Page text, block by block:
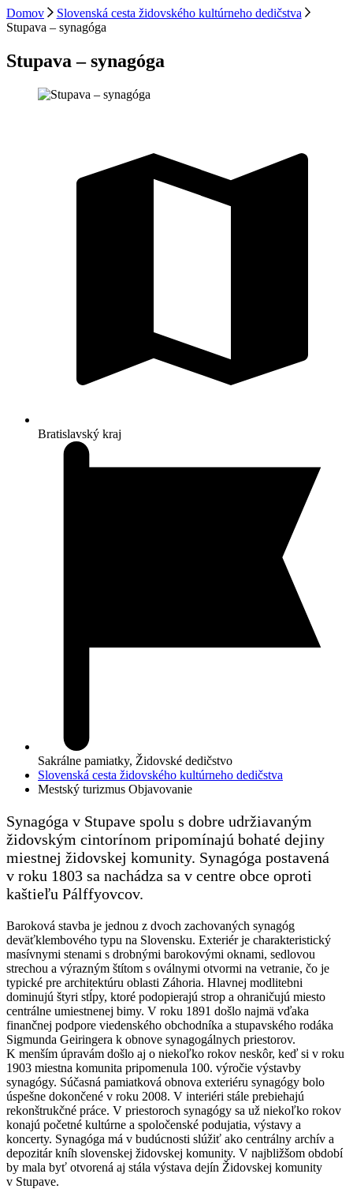
Domov
Slovenská cesta židovského kultúrneho dedičstva
Stupava – synagóga
Stupava – synagóga
Bratislavský kraj
Sakrálne pamiatky, Židovské dedičstvo
Slovenská cesta židovského kultúrneho dedičstva
Mestský turizmus Objavovanie
Synagóga v Stupave spolu s dobre udržiavaným
židovským cintorínom pripomínajú bohaté dejiny
miestnej židovskej komunity. Synagóga postavená
v roku 1803 sa nachádza sa v centre obce oproti
kaštieľu Pálffyovcov.
Baroková stavba je jednou z dvoch zachovaných synagóg
deväťklembového typu na Slovensku. Exteriér je charakteristický
masívnymi stenami s drobnými barokovými oknami, sedlovou
strechou a výrazným štítom s oválnymi otvormi na vetranie, čo je
typické pre architektúru oblasti Záhoria. Hlavnej modlitebni
dominujú štyri stĺpy, ktoré podopierajú strop a ohraničujú miesto
centrálne umiestnenej bimy. V roku 1891 došlo najmä vďaka
finančnej podpore viedenského obchodníka a stupavského rodáka
Sigmunda Geiringera k obnove synagogálnych priestorov.
K menším úpravám došlo aj o niekoľko rokov neskôr, keď si v roku
1903 miestna komunita pripomenula 100. výročie výstavby
synagógy. Súčasná pamiatková obnova exteriéru synagógy bolo
úspešne dokončené v roku 2008. V interiéri stále prebiehajú
rekonštrukčné práce. V priestoroch synagógy sa už niekoľko rokov
konajú početné kultúrne a spoločenské podujatia, výstavy a
koncerty. Synagóga má v budúcnosti slúžiť ako centrálny archív a
depozitár kníh slovenskej židovskej komunity. V najbližšom období
by mala byť otvorená aj stála výstava dejín Židovskej komunity
v Stupave.